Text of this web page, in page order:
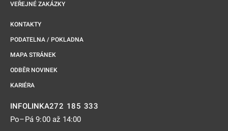
VEŘEJNÉ ZAKÁZKY
KONTAKTY
PODATELNA / POKLADNA
MAPA STRÁNEK
ODBĚR NOVINEK
KARIÉRA
INFOLINKA272 185 333
Po–Pá 9:00 až 14:00